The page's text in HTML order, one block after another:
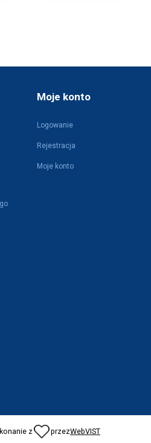
Moje konto
Logowanie
Rejestracja
Moje konto
z przezWebVIST